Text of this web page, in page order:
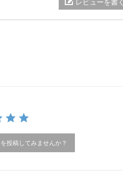
投稿してみませんか？